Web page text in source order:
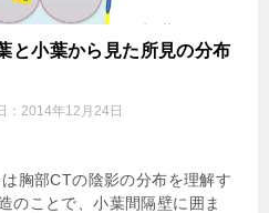
と小葉から見た所見の分布
： 2014年12月24日
胸部CTの陰影の分布を理解す
のことで、小葉間隔壁に囲ま